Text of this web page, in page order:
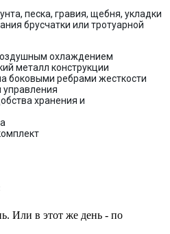
песка, гравия, щебня, укладки
брусчатки или тротуарной
охлаждением
металл конструкции
боковыми ребрами жесткости
управления
хранения и
Или в этот же день - по